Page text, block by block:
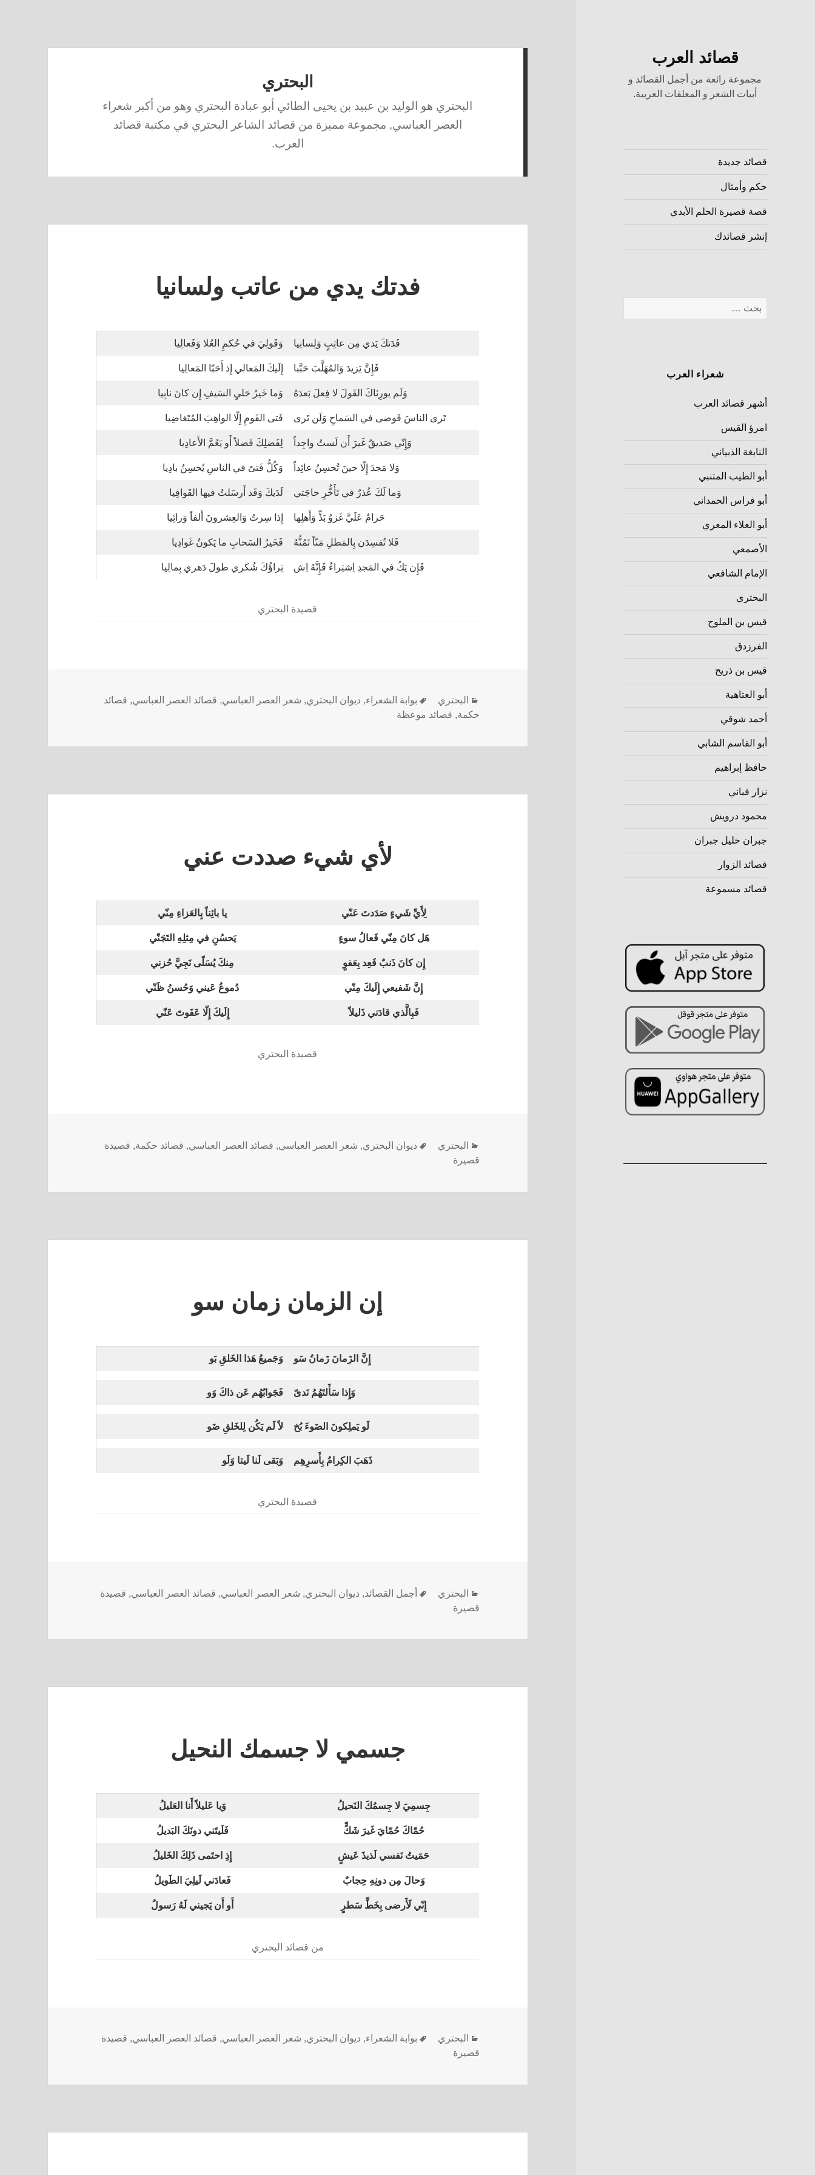
قصائد العرب
مجموعة رائعة من أجمل القصائد و
أبيات الشعر و المعلقات العربية.
قصائد جديدة
حكم وأمثال
قصة قصيرة الحلم الأبدي
إنشر قصائدك
شعراء العرب
أشهر قصائد العرب
امرؤ القيس
النابغة الذبياني
أبو الطيب المتنبي
أبو فراس الحمداني
أبو العلاء المعري
الأصمعي
الإمام الشافعي
البحتري
قيس بن الملوح
الفرزدق
قيس بن ذريح
أبو العتاهية
أحمد شوقي
أبو القاسم الشابي
حافظ إبراهيم
نزار قباني
محمود درويش
جبران خليل جبران
قصائد الزوار
قصائد مسموعة
البحتري
البحتري هو الوليد بن عبيد بن يحيى الطائي أبو عبادة البحتري وهو من أكبر شعراء
العصر العباسي, مجموعة مميزة من قصائد الشاعر البحتري في مكتبة قصائد
العرب.
فدتك يدي من عاتب ولسانيا
فَدَتكَ يَدي مِن عاتِبٍ وَلِسانِيا وَقَولِيَ في حُكمِ العُلا وَفَعالِيا
فَإِنَّ يَزيدَ وَالمُهَلَّبَ حَبَّبا إِلَيكَ المَعالي إِذ أَحَبّا المَعالِيا
وَلَم يورِثاكَ القَولَ لا فِعلَ بَعدَهُ وَما خَيرُ حَليِ السَيفِ إِن كانَ نابِيا
تَرى الناسَ فَوضى في السَماحِ وَلَن تَرى فَتى القَومِ إِلّا الواهِبَ المُتَغاضِيا
وَإِنّي صَديقٌ غَيرَ أَن لَستُ واجِداً لِفَضلِكَ فَضلاً أَو يَعُمَّ الأَعادِيا
وَلا مَجدَ إِلّا حينَ تُحسِنُ عائِداً وَكُلُّ فَتىً في الناسِ يُحسِنُ بادِيا
وَما لَكَ عُذرٌ في تَأَخُّرِ حاجَتي لَدَيكَ وَقَد أَرسَلتُ فيها القَوافِيا
حَرامٌ عَلَيَّ غَزوُ بَذٍّ وَأَهلِها إِذا سِرتُ وَالعِشرونَ أَلفاً وَرائِيا
فَلا تُفسِدَن بِالمَطلِ مَنّاً تَمُنُّهُ فَخَيرُ السَحابِ ما يَكونُ غَوادِيا
فَإِن يَكُ في المَجدِ اِشتِراءٌ فَإِنَّهُ اِش تِراؤُكَ شُكري طولَ دَهري بِمالِيا
قصيدة البحتري
البحتري بوابة الشعراء, ديوان البحتري, شعر العصر العباسي, قصائد العصر العباسي, قصائد
حكمة, قصائد موعظة
لأي شيء صددت عني
لِأَيِّ شَيءٍ صَدَدتَ عَنّي يا بائِناً بِالعَزاءِ مِنّي
هَل كانَ مِنّي فَعالُ سوءٍ يَحسُنِ في مِثلِهِ التَجَنّي
إِن كانَ ذَنبٌ فَعِد بِعَفوٍ مِنكَ يُسَلّى نَجِيَّ حُزني
إِنَّ شَفيعي إِلَيكَ مِنّي دُموعُ عَيني وَحُسنُ ظَنّي
فَبِالَّذي قادَني ذَليلاً إِلَيكَ إِلّا عَفَوتَ عَنّي
قصيدة البحتري
البحتري ديوان البحتري, شعر العصر العباسي, قصائد العصر العباسي, قصائد حكمة, قصيدة
قصيرة
إن الزمان زمان سو
إِنَّ الزَمانَ زَمانُ سَو وَجَميعُ هَذا الخَلقِ بَو
وَإِذا سَأَلتَهُمُ نَدىً فَجَوابُهُم عَن ذاكَ وَو
لَو يَملِكونَ الضَوءَ بُخ لاً لَم يَكُن لِلخَلقِ ضَو
ذَهَبَ الكِرامُ بِأَسرِهِم وَبَقى لَنا لَيتا وَلَو
قصيدة البحتري
البحتري أجمل القصائد, ديوان البحتري, شعر العصر العباسي, قصائد العصر العباسي, قصيدة
قصيرة
جسمي لا جسمك النحيل
جِسمِيَ لا جِسمُكَ النَحيلُ وَيا عَليلاً أَنا العَليلُ
حُمّاكَ حُمّايَ غَيرَ شَكٍّ فَلَيتَني دونَكَ البَديلُ
حَمَيتُ نَفسي لَذيذَ عَيشٍ إِذِ احتَمى ذَلِكَ الخَليلُ
وَحالَ مِن دونِهِ حِجابٌ فَعادَني لَيلِيَ الطَويلُ
إِنّي لَأَرضى بِخَطِّ سَطرٍ أَو أَن يَجيني لَهُ رَسولُ
من قصائد البحتري
البحتري بوابة الشعراء, ديوان البحتري, شعر العصر العباسي, قصائد العصر العباسي, قصيدة
قصيرة